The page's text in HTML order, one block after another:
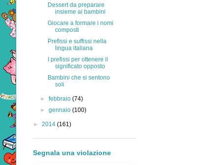
Dessert da preparare
insieme ai bambini
Giocare a formare i nomi
composti
Prefissi e suffissi nella
lingua italiana
I prefissi per ottenere il
significato opposto
Bambini che si sentono
soli
►febbraio(74)
►gennaio(100)
► 2014 (161)
Segnala una violazione